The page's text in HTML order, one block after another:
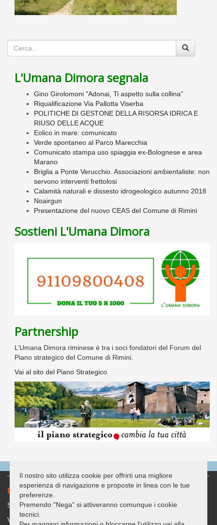
L'Umana Dimora segnala
Gino Girolomoni "Adonai, Ti aspetto sulla collina"
Riqualificazione Via Pallotta Viserba
POLITICHE DI GESTONE DELLA RISORSA IDRICA E
RIUSO DELLE ACQUE
Eolico in mare: comunicato
Verde spontaneo al Parco Marecchia
Comunicato stampa uso spiaggia ex-Bolognese e area
Marano
Briglia a Ponte Verucchio. Associazioni ambientaliste: non
servono interventi frettolosi
Calamità naturali e dissesto idrogeologico autunno 2018
Noairgun
Presentazione del nuovo CEAS del Comune di Rimini
Sostieni L'Umana Dimora
Partnership
L’Umana Dimora riminese è tra i soci fondatori del Forum del
Piano strategico del Comune di Rimini.
Vai al sito del Piano Strategico
Contatti
Sede legale: c/o Casa delle Associazioni "G. Bracconi"
Via Covignano 238
Il nostro sito utilizza cookie per offrirti una migliore
esperienza di navigazione e proposte in linea con le tue
preferenze.
Premendo "Nega" si attiveranno comunque i cookie
tecnici.